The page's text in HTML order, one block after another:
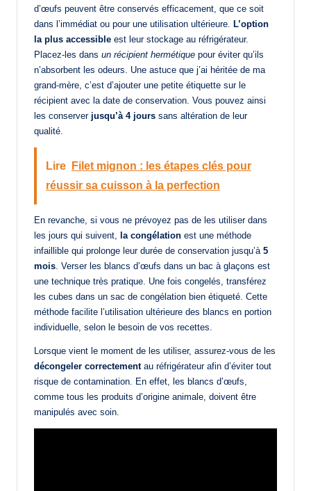
d’œufs peuvent être conservés efficacement, que ce soit
dans l’immédiat ou pour une utilisation ultérieure. L’option
la plus accessible est leur stockage au réfrigérateur.
Placez-les dans un récipient hermétique pour éviter qu’ils
n’absorbent les odeurs. Une astuce que j’ai héritée de ma
grand-mère, c’est d’ajouter une petite étiquette sur le
récipient avec la date de conservation. Vous pouvez ainsi
les conserver jusqu’à 4 jours sans altération de leur
qualité.
Lire
Filet mignon : les étapes clés pour
réussir sa cuisson à la perfection
En revanche, si vous ne prévoyez pas de les utiliser dans
les jours qui suivent, la congélation est une méthode
infaillible qui prolonge leur durée de conservation jusqu’à 5
mois. Verser les blancs d’œufs dans un bac à glaçons est
une technique très pratique. Une fois congelés, transférez
les cubes dans un sac de congélation bien étiqueté. Cette
méthode facilite l’utilisation ultérieure des blancs en portion
individuelle, selon le besoin de vos recettes.
Lorsque vient le moment de les utiliser, assurez-vous de les
décongeler correctementau réfrigérateur afin d’éviter tout
risque de contamination. En effet, les blancs d’œufs,
comme tous les produits d’origine animale, doivent être
manipulés avec soin.